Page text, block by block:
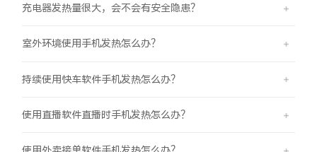
充电器发热量很大，会不会有安全隐患？
室外环境使用手机发热怎么办？
持续使用快车软件手机发热怎么办？
使用直播软件直播时手机发热怎么办？